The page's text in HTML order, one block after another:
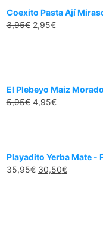
3,95€.2,00€.
Coexito Pasta Ají
3,95€ El
2,95€El
El Plebeyo Maiz
5,95€ El
5,95€.
4,95€El
4,95€.
Playadito Yerba Mate -
35,95€ El
30,50€El